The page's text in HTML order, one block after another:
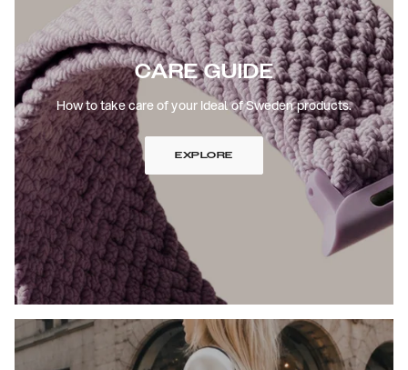
CARE GUIDE
How to take care of your Ideal of Sweden products.
EXPLORE